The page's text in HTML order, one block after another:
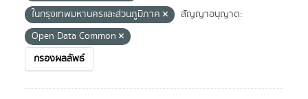
ในกรุงเทพมหานครและส่วนภูมิภาค
สัญญาอนุญาต:
Open Data Common
กรองผลลัพธ์